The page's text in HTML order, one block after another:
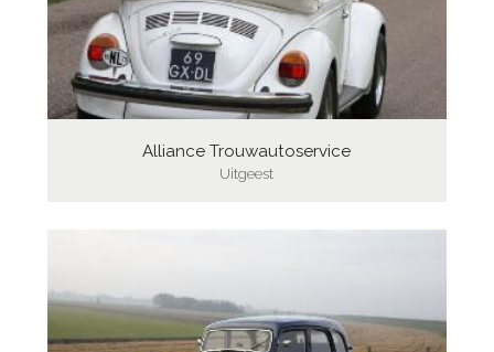
Alliance Trouwautoservice
Uitgeest